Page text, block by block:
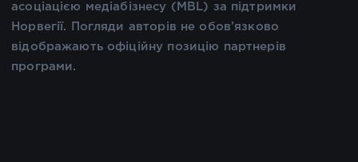
асоціацією медіабізнесу (MBL) за підтримки
Норвегії. Погляди авторів не обов’язково
відображають офіційну позицію партнерів
програми.